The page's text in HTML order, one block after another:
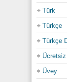
Türk
Türkçe
Türkçe
Ücretsiz
Üvey